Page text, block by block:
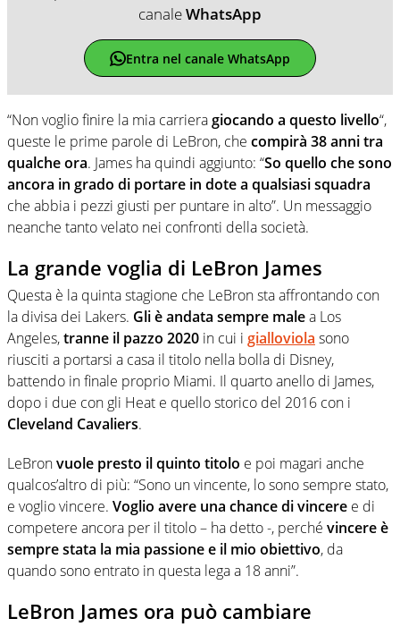
canaleWhatsApp
Entra nel canale WhatsApp
“Non voglio finire la mia carrieragiocando a questo livello“,
queste le prime parole di LeBron, che compirà 38 anni tra
qualche ora. James ha quindi aggiunto: “So quello che sono
ancora in grado di portare in dote a qualsiasi squadra
che abbia i pezzi giusti per puntare in alto”. Un messaggio
neanche tanto velato nei confronti della società.
La grande voglia di LeBron James
Questa è la quinta stagione che LeBron sta affrontando con
la divisa dei Lakers. Gli è andata sempre malea Los
Angeles,tranne il pazzo 2020 in cui i gialloviola sono
riusciti a portarsi a casa il titolo nella bolla di Disney,
battendo in finale proprio Miami. Il quarto anello di James,
dopo i due con gli Heat e quello storico del 2016 con i
Cleveland Cavaliers.
LeBronvuole presto il quinto titolo e poi magari anche
qualcos’altro di più: “Sono un vincente, lo sono sempre stato,
e voglio vincere. Voglio avere una chance di vincere e di
competere ancora per il titolo – ha detto -, perché vincere è
sempre stata la mia passione e il mio obiettivo, da
quando sono entrato in questa lega a 18 anni”.
LeBron James ora può cambiare